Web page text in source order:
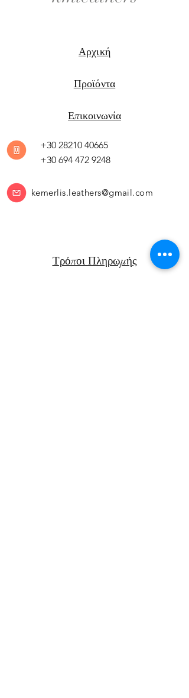
Αρχική
Προϊόντα
Επικοινωνία
+30 28210 40665
+30 694 472 9248
kemerlis.leathers@gmail.com
Τρόποι Πληρωμής